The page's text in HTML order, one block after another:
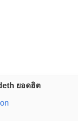
ยอดฮิต